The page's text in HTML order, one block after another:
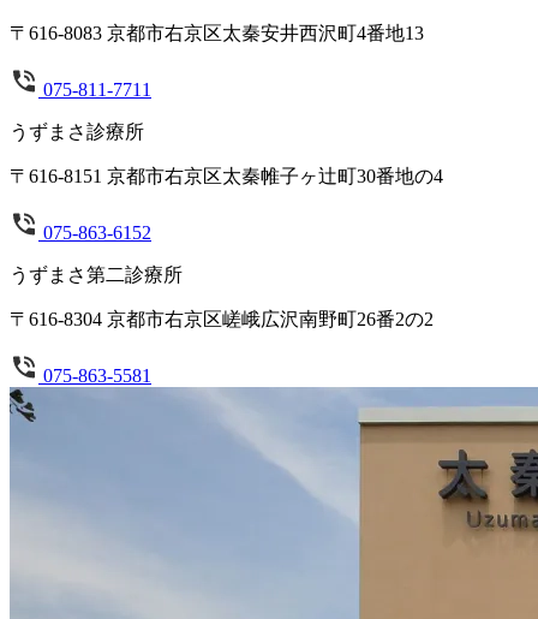
〒616-8083 京都市右京区太秦安井西沢町4番地13
075-811-7711
うずまさ診療所
〒616-8151 京都市右京区太秦帷子ヶ辻町30番地の4
075-863-6152
うずまさ第二診療所
〒616-8304 京都市右京区嵯峨広沢南野町26番2の2
075-863-5581